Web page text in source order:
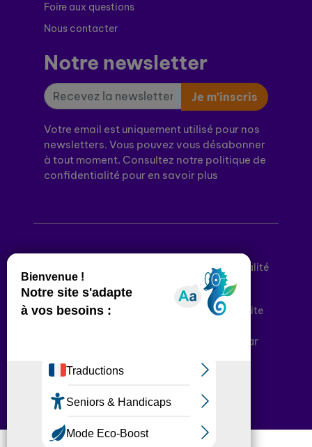
Foire aux questions
Nous contacter
Notre newsletter
Je m’inscris
Votre email est uniquement utilisé pour nos
newsletters. Vous pouvez vous désabonner
à tout moment. Consultez notre politique de
confidentialité pour en savoir plus
Politique de confidentialité
Conditions générales d’utilisation
Déclaration d’accessibilité
Plan du site
Plateforme développée en France par